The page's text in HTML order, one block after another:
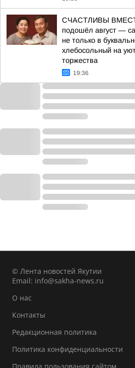
СЧАСТЛИВЫ
подошёл август —
не только в
хлебосольный на
торжества
19:36
© Лента новостей Якутии
Email: info@sakha-news.ru
О нас
Контакты
Редакционная политика
Политика конфиденциальности